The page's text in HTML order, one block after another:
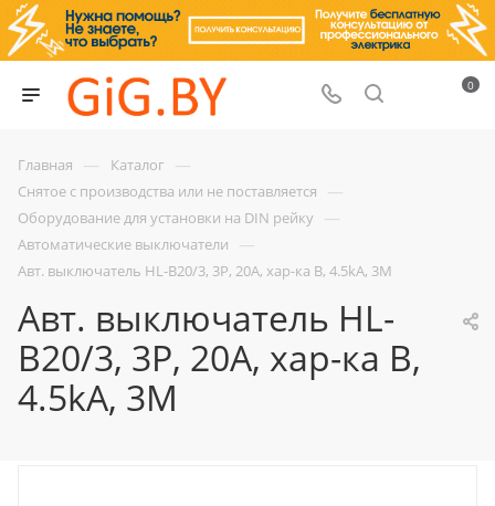
0
Главная — Каталог —
Снятое с производства или не поставляется —
Оборудование для установки на DIN рейку —
Автоматические выключатели —
Авт. выключатель HL-B20/3, 3P, 20A, хар-ка B, 4.5kA, 3M
Авт. выключатель HL-
B20/3, 3P, 20A, хар-ка B,
4.5kA, 3M